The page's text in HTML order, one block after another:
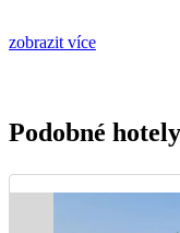
zobrazit více
Podobné